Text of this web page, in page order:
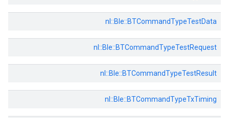
nl::Ble::BTCommandTypeTestData
nl::Ble::BTCommandTypeTestRequest
nl::Ble::BTCommandTypeTestResult
nl::Ble::BTCommandTypeTxTiming